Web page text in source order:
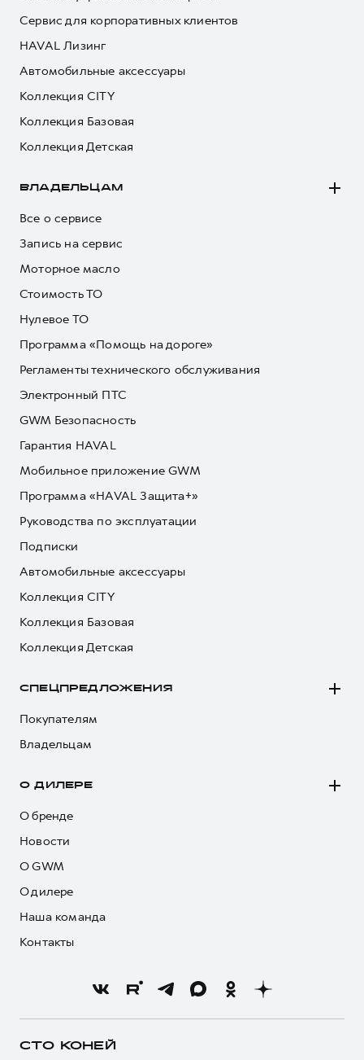
Сервис для корпоративных клиентов
HAVAL Лизинг
Автомобильные аксессуары
Коллекция CITY
Коллекция Базовая
Коллекция Детская
ВЛАДЕЛЬЦАМ
Все о сервисе
Запись на сервис
Моторное масло
Стоимость ТО
Нулевое ТО
Программа «Помощь на дороге»
Регламенты технического обслуживания
Электронный ПТС
GWM Безопасность
Гарантия HAVAL
Мобильное приложение GWM
Программа «HAVAL Защита+»
Руководства по эксплуатации
Подписки
Автомобильные аксессуары
Коллекция CITY
Коллекция Базовая
Коллекция Детская
СПЕЦПРЕДЛОЖЕНИЯ
Покупателям
Владельцам
О ДИЛЕРЕ
О бренде
Новости
О GWM
О дилере
Наша команда
Контакты
СТО КОНЕЙ